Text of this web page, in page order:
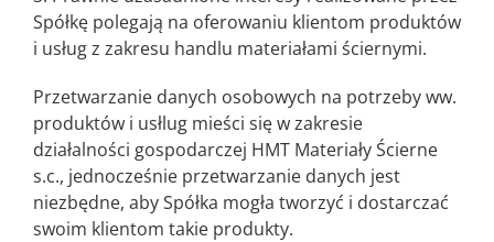
Spółkę polegają na oferowaniu klientom produktów
i usług z zakresu handlu materiałami ściernymi.
Przetwarzanie danych osobowych na potrzeby ww.
produktów i usłlug mieści się w zakresie
działalności gospodarczej HMT Materiały Ścierne
s.c., jednocześnie przetwarzanie danych jest
niezbędne, aby Spółka mogła tworzyć i dostarczać
swoim klientom takie produkty.